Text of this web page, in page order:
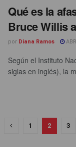
Qué es la
Bruce Willis
por Diana Ramos
Según el Instituto
siglas en inglés), la
1 2 3